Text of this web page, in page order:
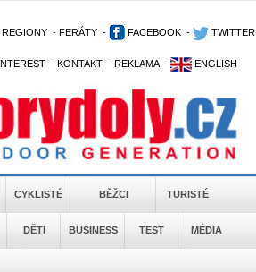
REGIONY - FERÁTY - FACEBOOK - TWITTER
- KONTAKT - REKLAMA - ENGLISH
CYKLISTÉ BĚŽCI TURISTÉ
DĚTI BUSINESS TEST MÉDIA